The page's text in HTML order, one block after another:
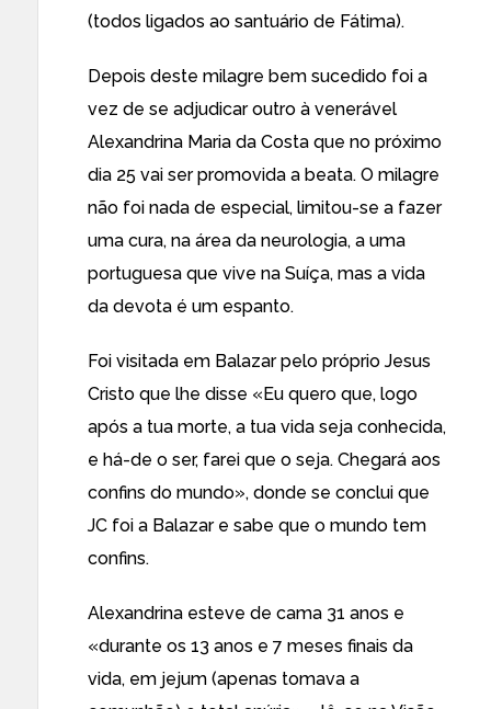
(todos ligados ao santuário de Fátima).
Depois deste milagre bem sucedido foi a
vez de se adjudicar outro à venerável
Alexandrina Maria da Costa que no próximo
dia 25 vai ser promovida a beata. O milagre
não foi nada de especial, limitou-se a fazer
uma cura, na área da neurologia, a uma
portuguesa que vive na Suíça, mas a vida
da devota é um espanto.
Foi visitada em Balazar pelo próprio Jesus
Cristo que lhe disse «Eu quero que, logo
após a tua morte, a tua vida seja conhecida,
e há-de o ser, farei que o seja. Chegará aos
confins do mundo», donde se conclui que
JC foi a Balazar e sabe que o mundo tem
confins.
Alexandrina esteve de cama 31 anos e
«durante os 13 anos e 7 meses finais da
vida, em jejum (apenas tomava a